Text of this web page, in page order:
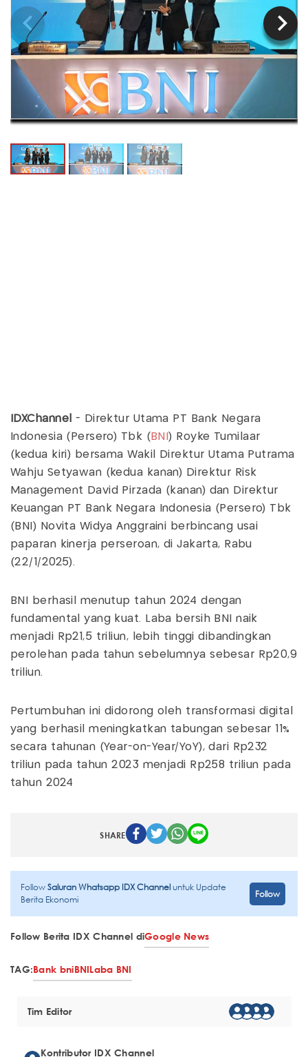
chevron_right
chevron_left
IDXChannel
- Direktur Utama PT Bank Negara
Indonesia (Persero) Tbk ( BNI ) Royke Tumilaar
(kedua kiri) bersama Wakil Direktur Utama Putrama
Wahju Setyawan (kedua kanan) Direktur Risk
Management David Pirzada (kanan) dan Direktur
Keuangan PT Bank Negara Indonesia (Persero) Tbk
(BNI) Novita Widya Anggraini berbincang usai
paparan kinerja perseroan, di Jakarta, Rabu
(22/1/2025).
BNI berhasil menutup tahun 2024 dengan
fundamental yang kuat. Laba bersih BNI naik
menjadi Rp21,5 triliun, lebih tinggi dibandingkan
perolehan pada tahun sebelumnya sebesar Rp20,9
triliun.
Pertumbuhan ini didorong oleh transformasi digital
yang berhasil meningkatkan tabungan sebesar 11%
secara tahunan (Year-on-Year/YoY), dari Rp232
triliun pada tahun 2023 menjadi Rp258 triliun pada
tahun 2024
SHARE
FollowSaluran Whatsapp IDX Channeluntuk Update
Berita Ekonomi
Follow
Follow Berita IDX Channel diGoogle News
TAG:Bank bniBNILaba BNI
Tim Editor
Kontributor IDX Channel